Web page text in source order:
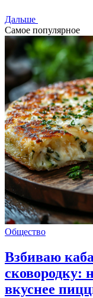
Дальше
Самое популярное
Общество
Взбиваю
сковородку:
вкуснее